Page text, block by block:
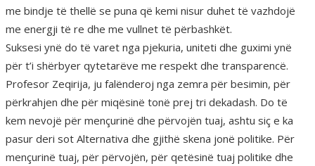
me bindje të thellë se puna që kemi nisur duhet të vazhdojë
me energji të re dhe me vullnet të përbashkët.
Suksesi ynë do të varet nga pjekuria, uniteti dhe guximi ynë
për t’i shërbyer qytetarëve me respekt dhe transparencë.
Profesor Zeqirija, ju falënderoj nga zemra për besimin, për
përkrahjen dhe për miqësinë tonë prej tri dekadash. Do të
kem nevojë për mençurinë dhe përvojën tuaj, ashtu siç e ka
pasur deri sot Alternativa dhe gjithë skena jonë politike. Për
mençurinë tuaj, për përvojën, për qetësinë tuaj politike dhe